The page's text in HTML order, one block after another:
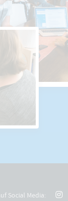
Social Media: